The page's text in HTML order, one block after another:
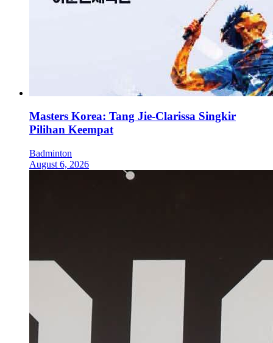
Masters Korea: Tang Jie-Clarissa Singkir
Pilihan Keempat
Badminton
August 6, 2026